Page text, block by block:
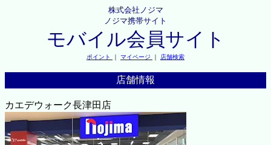
株式会社ノジマ
ノジマ携帯サイト
モバイル会員サイト
ポイント ｜ マイページ ｜ 店舗検索
店舗情報
カエデウォーク長津田店